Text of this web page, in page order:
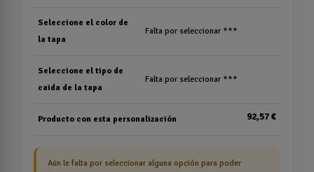
Seleccione el color de
la tapa
Falta por seleccionar ***
Seleccione el tipo de
caida de la tapa
Falta por seleccionar ***
Producto con esta personalización 92,57 €
Aún le falta por seleccionar alguna opción para poder